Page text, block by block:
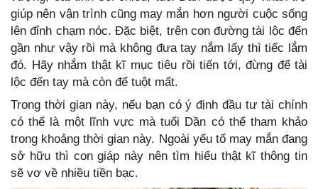
giúp nên vận trình cũng may mắn hơn người cuộc sống
lên đỉnh chạm nóc. Đặc biệt, trên con đường tài lộc đến
gần như vậy rồi mà không đưa tay nắm lấy thì tiếc lắm
đó. Hãy nhắm thật kĩ mục tiêu rồi tiến tới, đừng để tài
lộc đến tay mà còn để tuột mất.
Trong thời gian này, nếu bạn có ý định đầu tư tài chính
có thể là một lĩnh vực mà tuổi Dần có thể tham khảo
trong khoảng thời gian này. Ngoài yếu tố may mắn đang
sở hữu thì con giáp này nên tìm hiểu thật kĩ thông tin
sẽ vơ về nhiều tiền bạc.